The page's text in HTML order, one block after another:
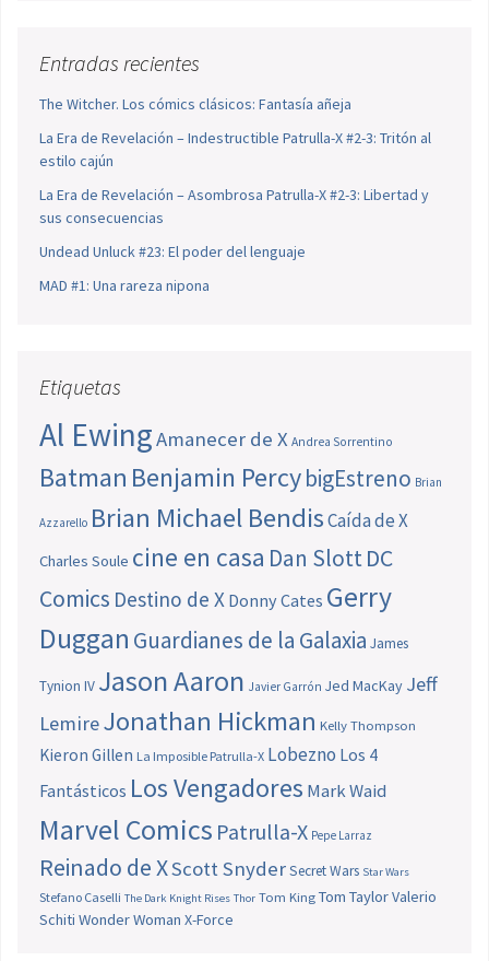
Entradas recientes
The Witcher. Los cómics clásicos: Fantasía añeja
La Era de Revelación – Indestructible Patrulla-X #2-3: Tritón al
estilo cajún
La Era de Revelación – Asombrosa Patrulla-X #2-3: Libertad y
sus consecuencias
Undead Unluck #23: El poder del lenguaje
MAD #1: Una rareza nipona
Etiquetas
Al EwingAmanecer de X Andrea Sorrentino
Batman Benjamin PercybigEstreno Brian
Azzarello Brian Michael BendisCaída de X
Charles Soule cine en casa Dan SlottDC
Comics Destino de X Donny Cates Gerry
Duggan Guardianes de la Galaxia James
Tynion IV Jason Aaron Javier Garrón Jed MacKay Jeff
LemireJonathan Hickman Kelly Thompson
Kieron Gillen La Imposible Patrulla-X Lobezno Los 4
Fantásticos Los Vengadores Mark Waid
Marvel Comics Patrulla-X Pepe Larraz
Reinado de XScott SnyderSecret Wars Star Wars
Stefano Caselli The Dark Knight Rises Thor Tom King Tom TaylorValerio
Schiti Wonder Woman X-Force